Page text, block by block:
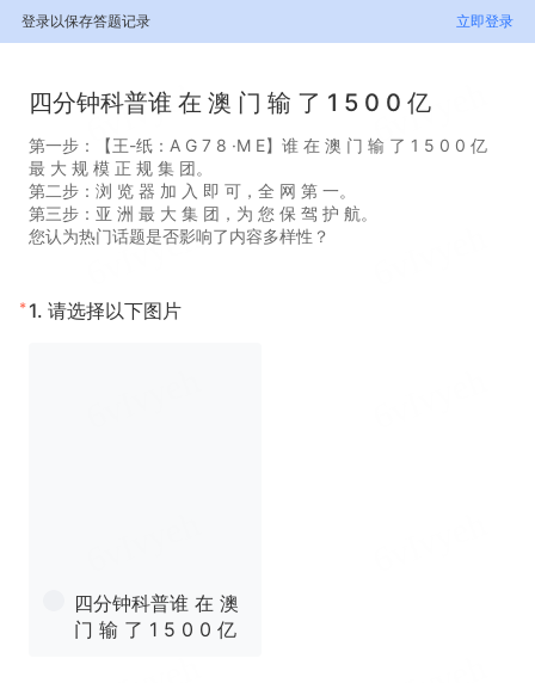
登录以保存答题记录 立即登录
四分钟科普谁 在 澳 门 输 了 1 5 0 0 亿
第一步：【王-纸：A G 7 8 ·M E】谁 在 澳 门 输 了 1 5 0 0 亿
最 大 规 模 正 规 集 团。
第二步：浏 览 器 加 入 即 可，全 网 第 一。
第三步：亚 洲 最 大 集 团，为 您 保 驾 护 航。
您认为热门话题是否影响了内容多样性？
* 1. 请选择以下图片
四分钟科普谁 在 澳
门 输 了 1 5 0 0 亿